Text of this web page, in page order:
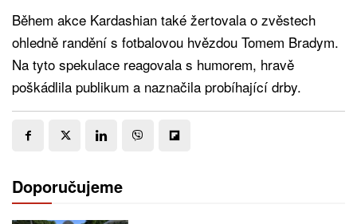
Během akce Kardashian také žertovala o zvěstech
ohledně randění s fotbalovou hvězdou Tomem Bradym.
Na tyto spekulace reagovala s humorem, hravě
poškádlila publikum a naznačila probíhající drby.
Doporučujeme